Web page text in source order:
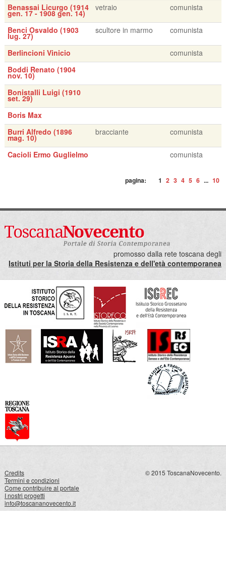
Benassai Licurgo (1914
gen. 17 - 1908 gen. 14)
vetraio comunista
Benci Osvaldo (1903
lug. 27)
scultore in marmo comunista
Berlincioni Vinicio
comunista
Boddi Renato (1904
nov. 10)
Bonistalli Luigi (1910
set. 29)
Boris Max
Burri Alfredo (1896
mag. 10)
bracciante comunista
Cacioli Ermo Guglielmo comunista
pagina: 1 2 3 4 5 6 ... 10
promosso dalla rete toscana degli
Istituti per la Storia della Resistenza e dell'età contemporanea
Credits
Termini e condizioni
Come contribuire al portale
I nostri progetti
info@toscananovecento.it
© 2015 ToscanaNovecento.